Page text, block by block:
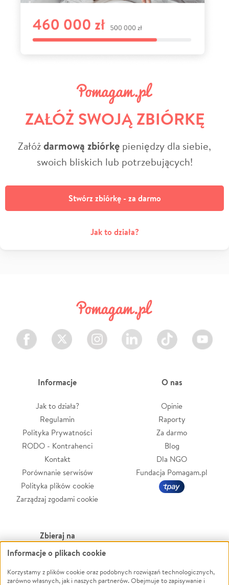
ZAŁÓŻ SWOJĄ ZBIÓRKĘ
Załóżdarmową zbiórkę pieniędzy dla siebie,
swoich bliskich lub potrzebujących!
Stwórz zbiórkę - za darmo
Jak to działa?
Facebook Twitter Instagram LinkedIn TikTok Youtube
Informacje
Jak to działa?
Regulamin
Polityka Prywatności
RODO - Kontrahenci
Kontakt
Porównanie serwisów
Polityka plików cookie
Zarządzaj zgodami cookie
O nas
Opinie
Raporty
Za darmo
Blog
Dla NGO
Fundacja Pomagam.pl
Zbieraj na
Leczenie
Zwierzęta
Powódź
Informacje o plikach cookie
Korzystamy z plików cookie oraz podobnych rozwiązań technologicznych,
zarówno własnych, jak i naszych partnerów. Obejmuje to zapisywanie i